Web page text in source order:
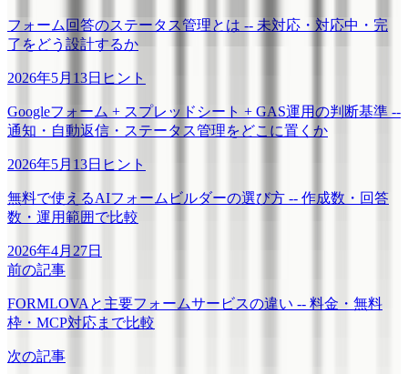
フォーム回答のステータス管理とは -- 未対応・対応中・完
了をどう設計するか
2026年5月13日 ヒント
Googleフォーム + スプレッドシート + GAS運用の判断基準 --
通知・自動返信・ステータス管理をどこに置くか
2026年5月13日 ヒント
無料で使えるAIフォームビルダーの選び方 -- 作成数・回答
数・運用範囲で比較
2026年4月27日
前の記事
FORMLOVAと主要フォームサービスの違い -- 料金・無料
枠・MCP対応まで比較
次の記事